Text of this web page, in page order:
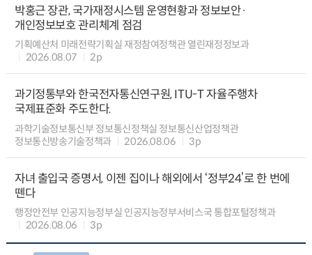
박홍근 장관, 국가재정시스템 운영현황과 정보보안·
개인정보보호 관리체계 점검
기획예산처 미래전략기획실 재정참여정책관 열린재정정보과
2026.08.07
2p
과기정통부와 한국전자통신연구원, ITU-T 자율주행차
국제표준화 주도한다.
과학기술정보통신부 정보통신정책실 정보통신산업정책관
정보통신방송기술정책과
2026.08.06 3p
자녀 출입국 증명서, 이젠 집이나 해외에서 ‘정부24’로 한 번에
뗀다
행정안전부 인공지능정부실 인공지능정부서비스국 통합포털정책과
2026.08.06
3p